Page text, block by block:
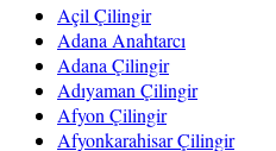
Açil Çilingir
Adana Anahtarcı
Adana Çilingir
Adıyaman Çilingir
Afyon Çilingir
Afyonkarahisar Çilingir